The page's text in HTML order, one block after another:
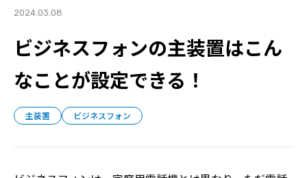
2024.03.08
ビジネスフォンの主装置はこん
なことが設定できる！
主装置 ビジネスフォン